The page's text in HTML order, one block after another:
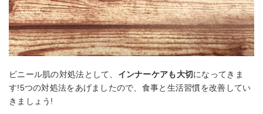
ビニール肌の対処法として、 インナーケアも大切になってきま
す!5つの対処法をあげましたので、食事と生活習慣を改善してい
きましょう!